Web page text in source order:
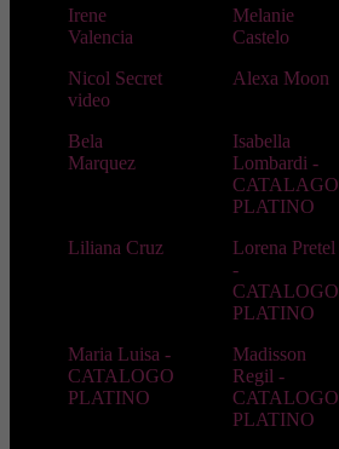
Irene
Valencia
Melanie
Castelo
Nicol Secret
video
Alexa Moon
Bela
Marquez
Isabella
Lombardi -
CATALAGO
PLATINO
Liliana Cruz
Lorena Pretel
-
CATALOGO
PLATINO
Maria Luisa -
CATALOGO
PLATINO
Madisson
Regil -
CATALOGO
PLATINO